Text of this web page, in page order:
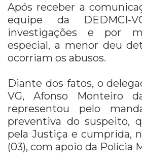
Após receber a
equipe da DEDMCI-
investigações e por
especial, a menor deu
ocorriam os abusos.
Diante dos fatos, o
VG, Afonso Monteiro
representou pelo
preventiva do suspeito,
pela Justiça e cumprida,
(03), com apoio da Polícia